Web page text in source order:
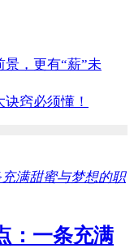
，更有“薪”未
窍必须懂！
：一条充满